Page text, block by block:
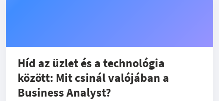
Híd az üzlet és a technológia
között: Mit csinál valójában a
Business Analyst?